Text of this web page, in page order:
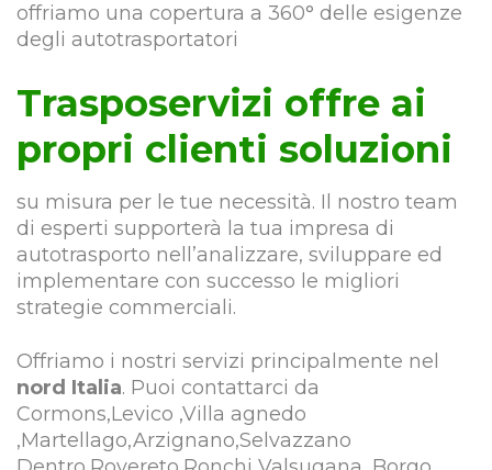
offriamo una copertura a 360° delle esigenze
degli autotrasportatori
Trasposervizi offre ai
propri clienti soluzioni
su misura per le tue necessità. Il nostro team
di esperti supporterà la tua impresa di
autotrasporto nell’analizzare, sviluppare ed
implementare con successo le migliori
strategie commerciali.
Offriamo i nostri servizi principalmente nel
nord Italia. Puoi contattarci da
Cormons,Levico ,Villa agnedo
,Martellago,Arzignano,Selvazzano